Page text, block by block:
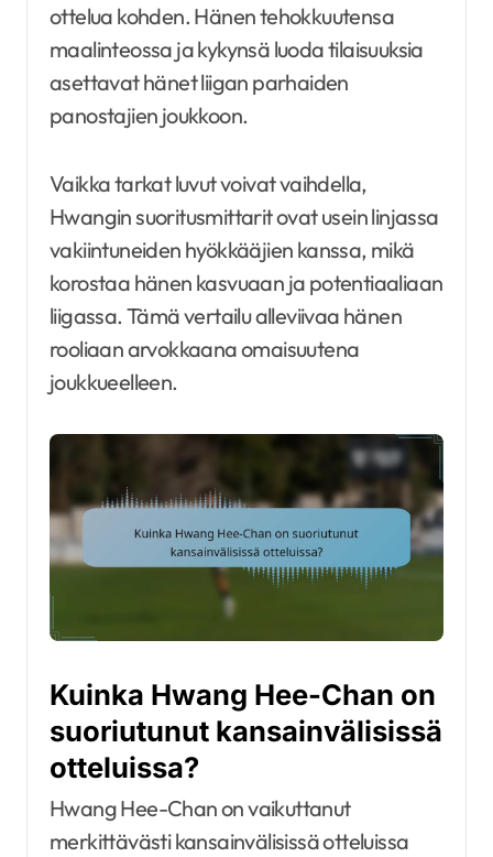
ottelua kohden. Hänen tehokkuutensa
maalinteossa ja kykynsä luoda tilaisuuksia
asettavat hänet liigan parhaiden
panostajien joukkoon.
Vaikka tarkat luvut voivat vaihdella,
Hwangin suoritusmittarit ovat usein linjassa
vakiintuneiden hyökkääjien kanssa, mikä
korostaa hänen kasvuaan ja potentiaaliaan
liigassa. Tämä vertailu alleviivaa hänen
rooliaan arvokkaana omaisuutena
joukkueelleen.
Kuinka Hwang Hee-Chan on
suoriutunut kansainvälisissä
otteluissa?
Hwang Hee-Chan on vaikuttanut
merkittävästi kansainvälisissä otteluissa